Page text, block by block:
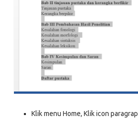
Klik menu Home, Klik icon